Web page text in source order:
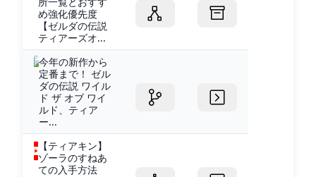
め強化優先度
【ゼルダの伝説
ティアーズオ...
今年の新作から
定番まで！ ゼル
ダの伝説 ワイル
ド ザ オブ ワイ
ルド、ティア
ー...
【ティアキン】
ゾーラのすねあ
ての入手方法